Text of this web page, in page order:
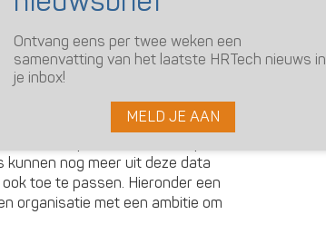
moeten maken van
zichtbaar in één oogopslag.
voor de organisatie om de
organisaties binnen dezelfde
data is pas de eerste stap van
nog meer uit deze data
toe te passen. Hieronder een
organisatie met een ambitie om
Ontvang eens per twee weken een
samenvatting van het laatste HRTech nieuws in
je inbox!
MELD JE AAN